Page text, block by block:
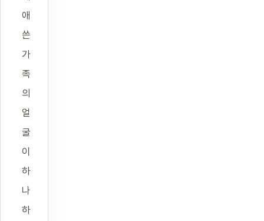
애
쓴
가
족
의
얼
굴
이
하
나
하